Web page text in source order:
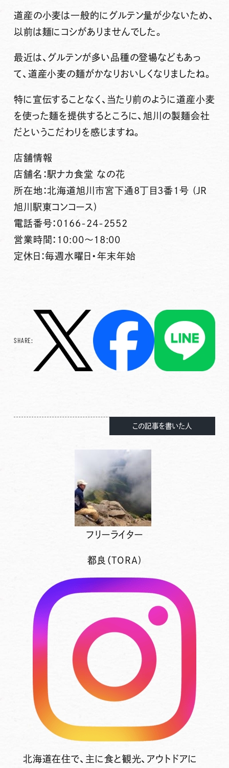
道産の小麦は一般的にグルテン量が少ないため、
以前は麺にコシがありませんでした。
最近は、グルテンが多い品種の登場などもあっ
て、道産小麦の麺がかなりおいしくなりましたね。
特に宣伝することなく、当たり前のように道産小麦
を使った麺を提供するところに、旭川の製麺会社
だというこだわりを感じますね。
店舗情報
店舗名：駅ナカ食堂 なの花
所在地：北海道旭川市宮下通8丁目3番1号 (JR
旭川駅東コンコース)
電話番号：0166-24-2552
営業時間：10:00～18:00
定休日：毎週水曜日・年末年始
SHARE:
この記事を書いた人
フリーライター
都良（TORA)
北海道在住で、主に食と観光、アウトドアに